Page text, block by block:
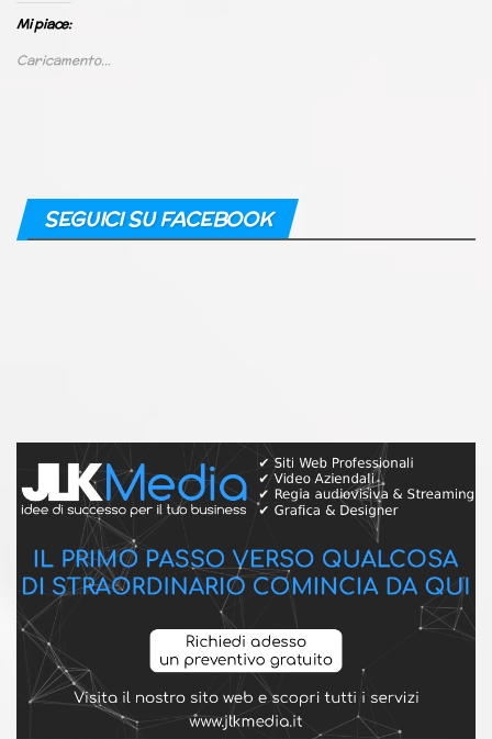
Mi piace:
Caricamento...
SEGUICI SU FACEBOOK